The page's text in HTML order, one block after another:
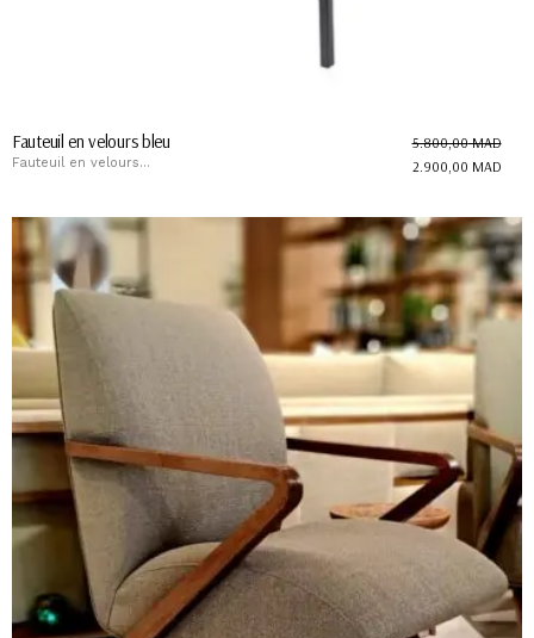
Fauteuil en velours bleu
Fauteuil en velours...
5.800,00MAD
2.900,00 MAD